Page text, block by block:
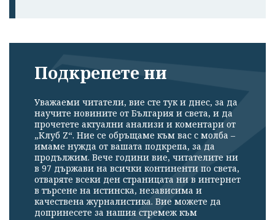
Подкрепете ни
Уважаеми читатели, вие сте тук и днес, за да
научите новините от България и света, и да
прочетете актуални анализи и коментари от
„Клуб Z“. Ние се обръщаме към вас с молба –
имаме нужда от вашата подкрепа, за да
продължим. Вече години вие, читателите ни
в 97 държави на всички континенти по света,
отваряте всеки ден страницата ни в интернет
в търсене на истинска, независима и
качествена журналистика. Вие можете да
допринесете за нашия стремеж към